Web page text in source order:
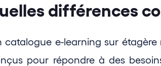
différences
catalogue e-learning sur
pour répondre à des